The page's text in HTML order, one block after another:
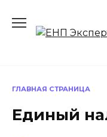
содержанию
ГЛАВНАЯ СТРАНИЦА
Единый